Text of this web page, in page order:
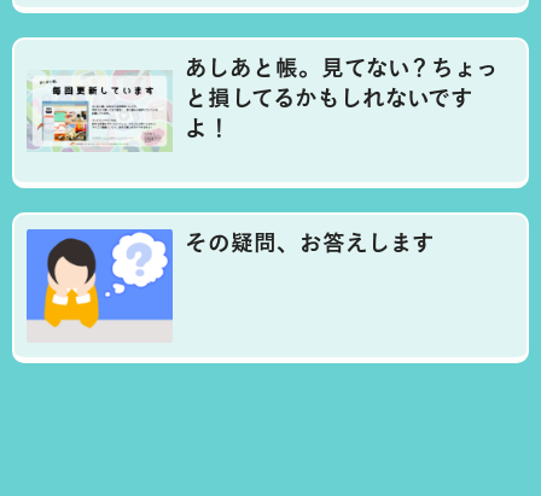
あしあと帳。見てない？ちょっ
と損してるかもしれないです
よ！
その疑問、お答えします